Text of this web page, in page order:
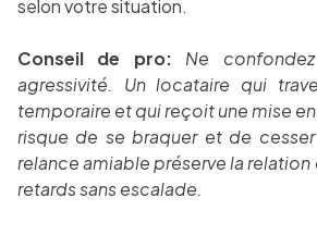
selon votre situation.
Conseil de pro:
Ne
agressivité. Un locataire qui
temporaire et qui reçoit une mise
risque de se braquer et de
relance amiable préserve la
retards sans escalade.